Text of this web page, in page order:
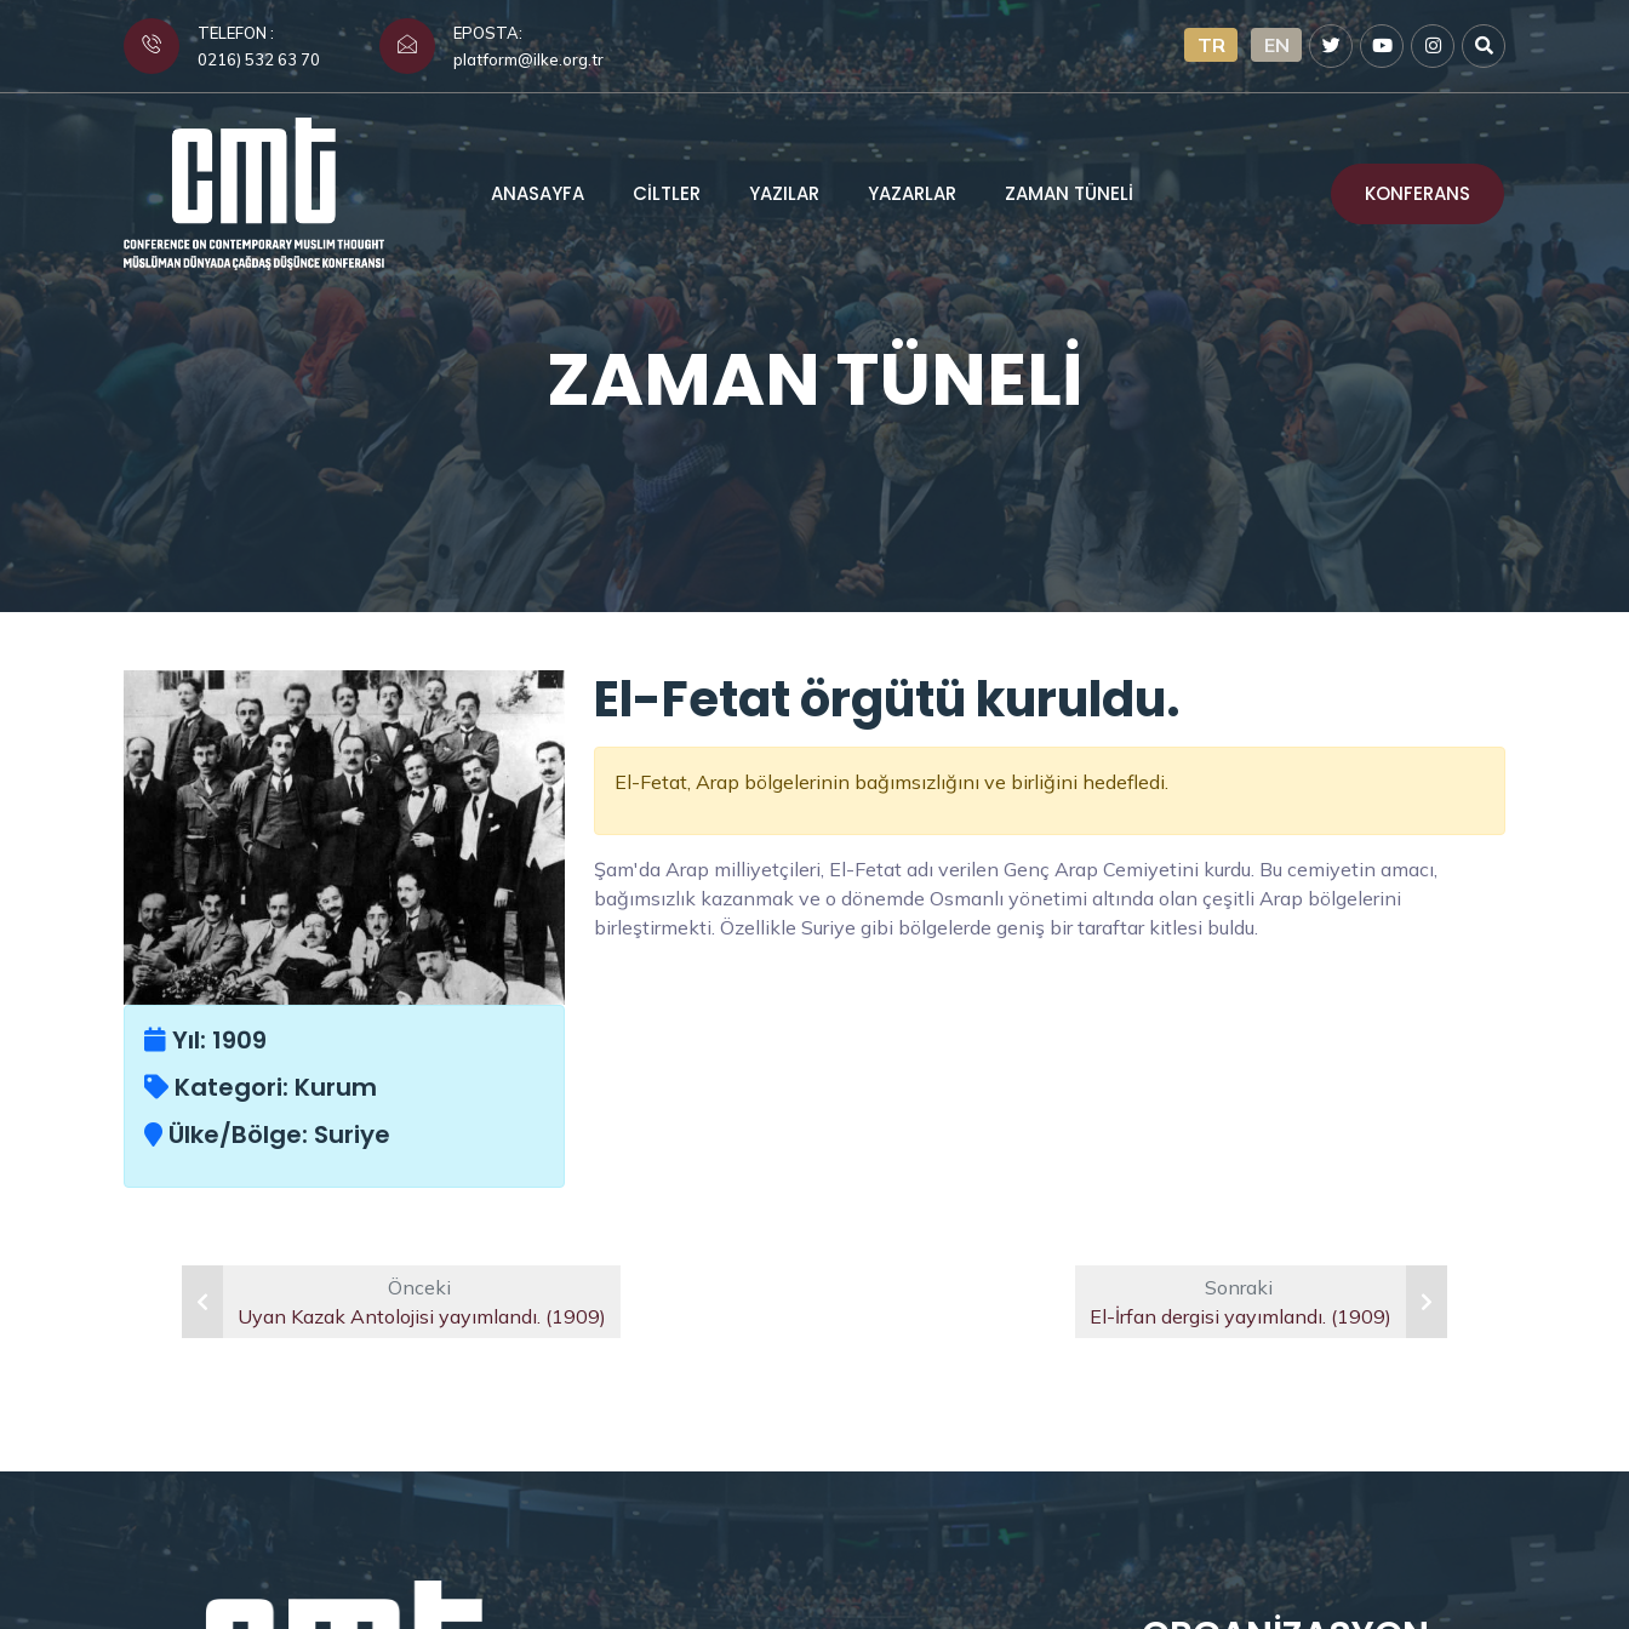
TELEFON :
0216) 532 63 70
EPOSTA:
platform@ilke.org.tr
TR EN
ANASAYFA CİLTLER YAZILAR YAZARLAR ZAMAN TÜNELİ KONFERANS
ZAMAN TÜNELİ
Yıl: 1909
Kategori: Kurum
Ülke/Bölge: Suriye
El-Fetat örgütü kuruldu.
El-Fetat, Arap bölgelerinin bağımsızlığını ve birliğini hedefledi.
Şam'da Arap milliyetçileri, El-Fetat adı verilen Genç Arap Cemiyetini kurdu. Bu cemiyetin amacı,
bağımsızlık kazanmak ve o dönemde Osmanlı yönetimi altında olan çeşitli Arap bölgelerini
birleştirmekti. Özellikle Suriye gibi bölgelerde geniş bir taraftar kitlesi buldu.
Önceki
Uyan Kazak Antolojisi yayımlandı. (1909)
Sonraki
El-İrfan dergisi yayımlandı. (1909)